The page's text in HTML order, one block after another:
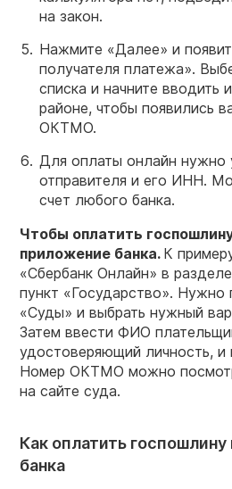
на закон.
Нажмите «‎Далее» и
получателя платежа‎».
списка и начните вводить
районе, чтобы появились
ОКТМО.
Для оплаты онлайн нужно
отправителя и его ИНН.
счет любого банка.
Чтобы оплатить
приложение банка. К
«Сбербанк Онлайн» в
пункт «Государство». Нужно
«Суды» и выбрать нужный
Затем ввести ФИО
удостоверяющий личность, и
Номер ОКТМО можно
на сайте суда.
Как оплатить
банка